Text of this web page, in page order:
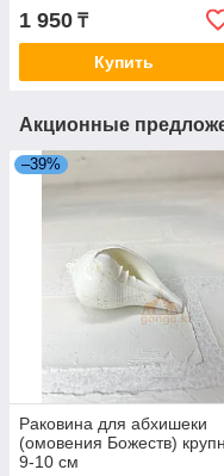
1 950 ₸
Купить
Акционные
–39%
Раковина для абхишеки
(омовения Божеств)
9-10 см